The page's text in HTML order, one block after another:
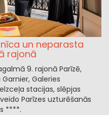
un neparasta
rajonā
9. rajonā Parīzē,
Galeries
stacijas, slēpjas
Parīzes uzturēšanās
****.